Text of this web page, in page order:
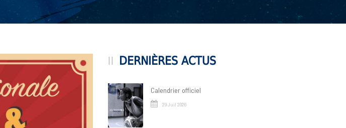
DERNIÈRES ACTUS
Calendrier officiel
29 Juil 2026